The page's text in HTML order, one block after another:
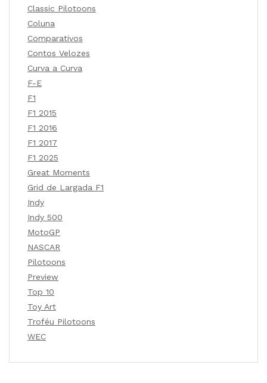
Classic Pilotoons
Coluna
Comparativos
Contos Velozes
Curva a Curva
F-E
F1
F1 2015
F1 2016
F1 2017
F1 2025
Great Moments
Grid de Largada F1
Indy
Indy 500
MotoGP
NASCAR
Pilotoons
Preview
Top 10
Toy Art
Troféu Pilotoons
WEC